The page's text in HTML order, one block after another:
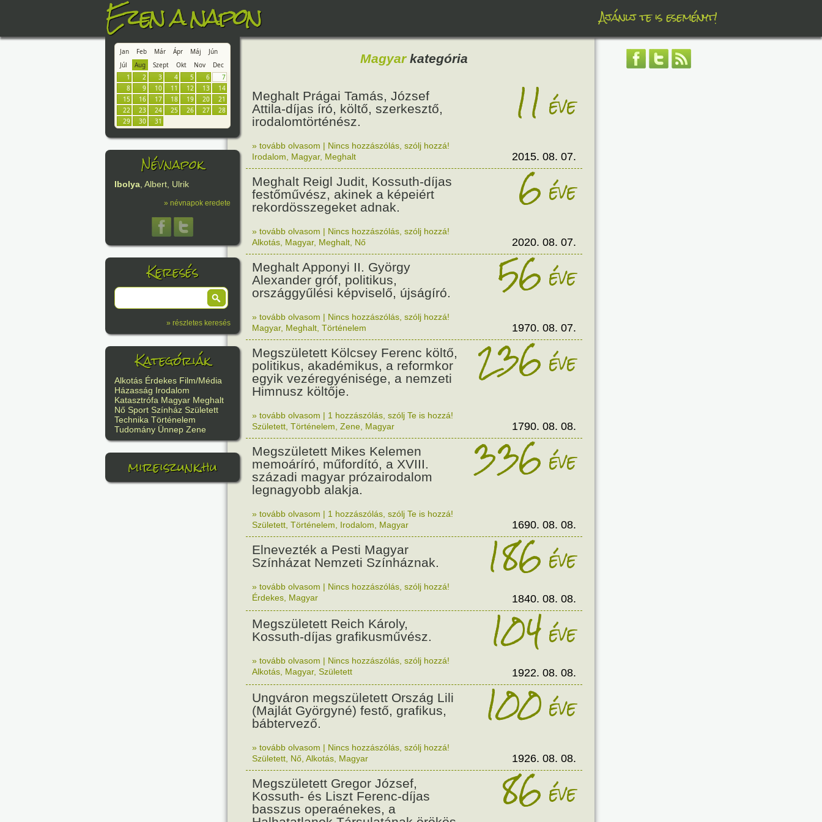
Ezen a napon Ajánlj te is eseményt!
Jan Feb Már Ápr Máj
Jún
Júl
Aug Szept Okt Nov
Dec
1
2 3 4 5 6
7
8
9 10 11 12 13
14
15
16 17 18 19 20
21
22
23 24 25 26 27
28
29
30 31
Névnapok
Ibolya, Albert, Ulrik
» névnapok eredete
Keresés
» részletes keresés
Kategóriák
Alkotás Érdekes Film/Média
Házasság Irodalom
Katasztrófa Magyar Meghalt
Nő Sport Színház Született
Technika Történelem
Tudomány Ünnep Zene
mireiszunk.hu
Magyarkategória
Meghalt Prágai Tamás, József
Attila-díjas író, költő, szerkesztő,
irodalomtörténész.
11 éve
» tovább olvasom | Nincs hozzászólás, szólj hozzá!
Irodalom
Magyar, Meghalt 2015. 08. 07.
Meghalt Reigl Judit, Kossuth-díjas
festőművész, akinek a képeiért
rekordösszegeket adnak.
6éve
» tovább olvasom | Nincs hozzászólás, szólj hozzá!
Alkotás Magyar, Meghalt Nő 2020. 08. 07.
Meghalt Apponyi II. György
Alexander gróf, politikus,
országgyűlési képviselő, újságíró.
56éve
» tovább olvasom | Nincs hozzászólás, szólj hozzá!
Magyar, Meghalt Történelem 1970. 08. 07.
Megszületett Kölcsey Ferenc költő,
politikus, akadémikus, a reformkor
egyik vezéregyénisége, a nemzeti
Himnusz költője.
236éve
» tovább olvasom | 1 hozzászólás, szólj Te is hozzá!
Született Történelem Zene Magyar 1790. 08. 08.
Megszületett Mikes Kelemen
memoáríró, műfordító, a XVIII.
századi magyar prózairodalom
legnagyobb alakja.
336éve
» tovább olvasom | 1 hozzászólás, szólj Te is hozzá!
Született Történelem Irodalom Magyar 1690. 08. 08.
Elnevezték a Pesti Magyar
Színházat Nemzeti Színháznak.
186éve
» tovább olvasom | Nincs hozzászólás, szólj hozzá!
Érdekes Magyar 1840. 08. 08.
Megszületett Reich Károly,
Kossuth-díjas grafikusművész.
104éve
» tovább olvasom | Nincs hozzászólás, szólj hozzá!
Alkotás Magyar, Született 1922. 08. 08.
Ungváron megszületett Ország Lili
(Majlát Györgyné) festő, grafikus,
bábtervező.
100éve
» tovább olvasom | Nincs hozzászólás, szólj hozzá!
Született Nő Alkotás Magyar 1926. 08. 08.
Megszületett Gregor József,
Kossuth- és Liszt Ferenc-díjas
basszus operaénekes, a
86éve